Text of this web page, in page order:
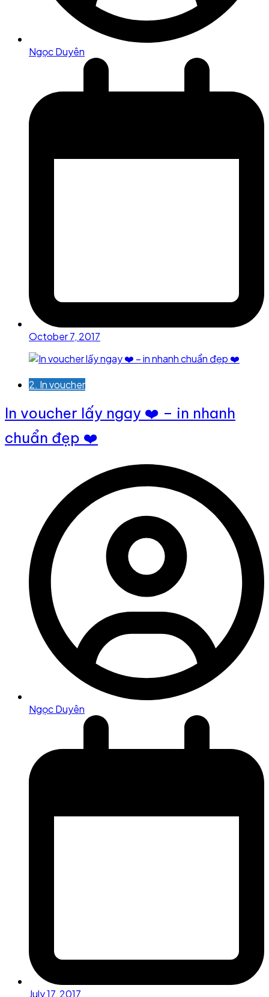
Ngọc Duyên
October 7, 2017
2. In voucher
In voucher lấy ngay ❤️ – in nhanh
chuẩn đẹp ❤️
Ngọc Duyên
July 17, 2017